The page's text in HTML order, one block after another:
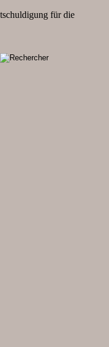
für die